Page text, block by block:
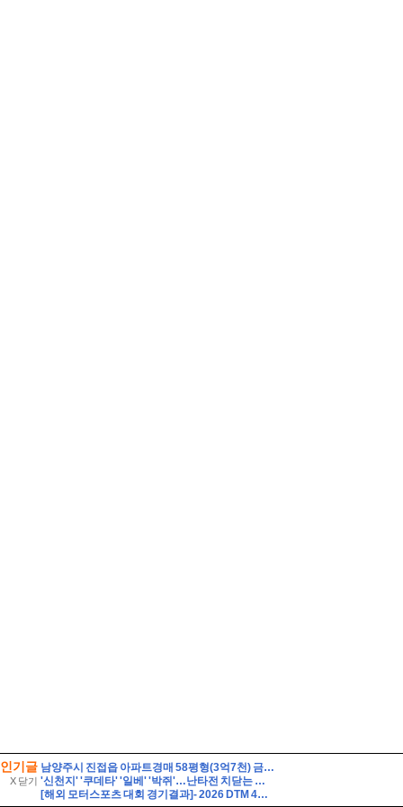
인기글
X 닫기
남양주시 진접읍 아파트경매 58평형(3억7천) 금곡리 해밀초등학교인근 신영지웰 10층 유찰2회 급매시세 남양주진접신영지웰아파트 부동산경매 매매
'신천지' '쿠데타' '일베' '박쥐'…난타전 치닫는 민주당 전당대회
[해외 모터스포츠 대회 경기결과]- 2026 DTM 4라운드